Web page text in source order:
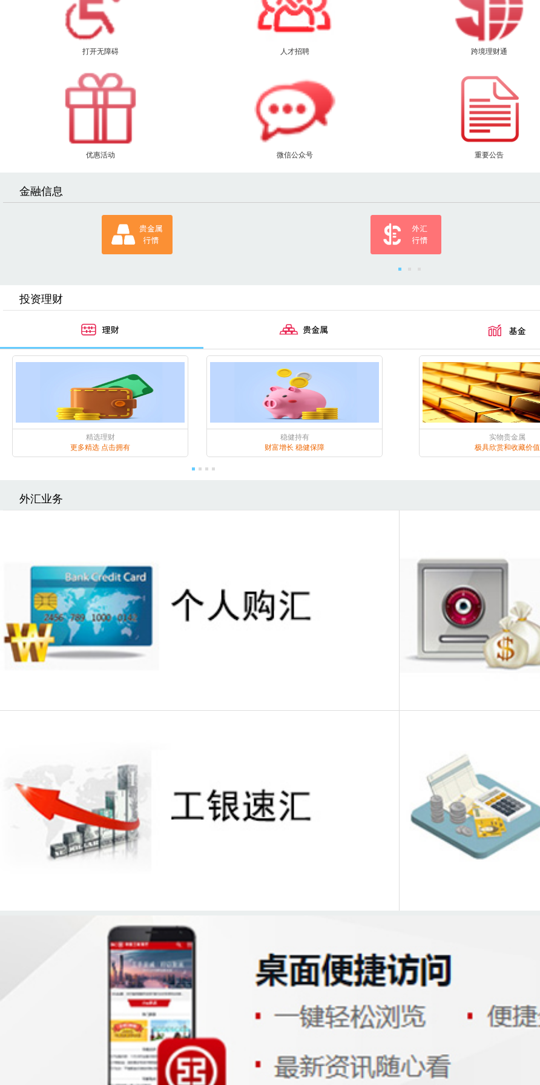
打开无障碍 人才招聘 跨境理财通
优惠活动 微信公众号 重要公告
金融信息
投资理财
精选理财
更多精选 点击拥有
稳健持有
财富增长 稳健保障
实物贵金属
极具欣赏和收藏价值
外汇业务